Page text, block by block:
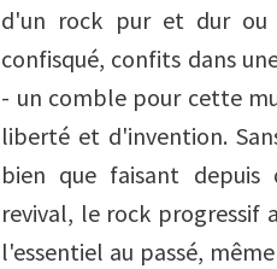
d'un rock pur et dur ou
confisqué, confits dans
- un comble pour cette
liberté et d'invention.
bien que faisant depuis
revival, le rock
l'essentiel au passé,